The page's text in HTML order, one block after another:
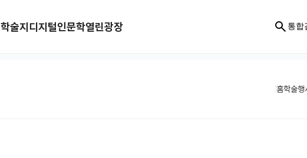
학술지디지털인문학열린광장 통합
홈학술행